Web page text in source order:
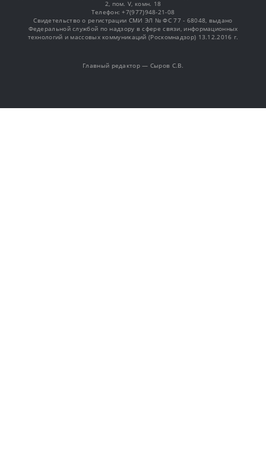
2, пом. V, комн. 18
Телефон: +7(977)948-21-08
Свидетельство о регистрации СМИ ЭЛ № ФС 77 - 68048, выдано
Федеральной службой по надзору в сфере связи, информационных
технологий и массовых коммуникаций (Роскомнадзор) 13.12.2016 г.
Главный редактор — Сыров С.В.